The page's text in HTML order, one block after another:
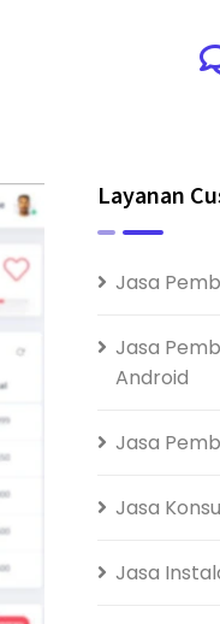
Layanan
Jasa
Jasa
Android
Jasa
Jasa
Jasa